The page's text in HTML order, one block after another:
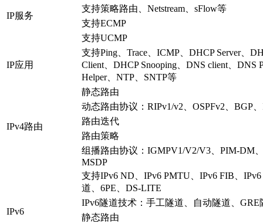
IP服务
支持策略路由、Netstream、sFlow等
支持ECMP
支持UCMP
IP应用
支持Ping、Trace、ICMP、DHCP Server、
Client、DHCP Snooping、DNS client、DNS
Helper、NTP、SNTP等
IPv4路由
静态路由
动态路由协议：RIPv1/v2、OSPFv2、BGP
路由迭代
路由策略
组播路由协议：IGMPV1/V2/V3、PIM-DM
MSDP
IPv6
支持IPv6 ND、IPv6 PMTU、IPv6 FIB、
道、6PE、DS-LITE
IPv6隧道技术：手工隧道、自动隧道、GRE
静态路由